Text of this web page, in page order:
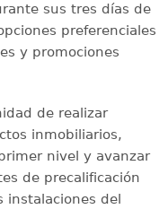
sus tres días de
preferenciales
y promociones
de realizar
inmobiliarios,
nivel y avanzar
de precalificación
instalaciones del